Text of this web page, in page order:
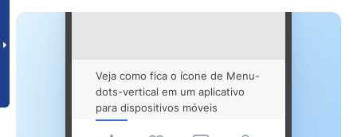
Veja como fica o ícone de Menu-
dots-vertical em um aplicativo
para dispositivos móveis